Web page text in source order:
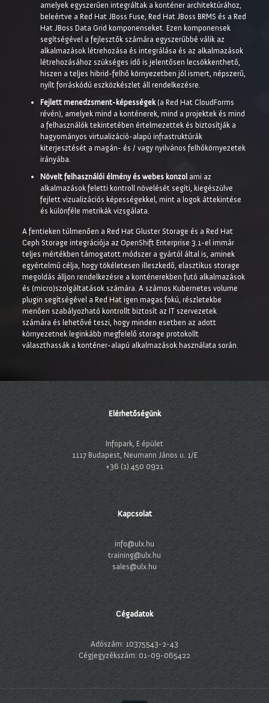
amelyek egyszerűen integráltak a konténer architektúrához,
beleértve a Red Hat JBoss Fuse, Red Hat JBoss BRMS és a Red
Hat JBoss Data Grid komponenseket. Ezen komponensek
segítségével a fejlesztők számára egyszerűbbé válik az
alkalmazások létrehozása és integrálása és az alkalmazások
létrehozásához szükséges idő is jelentősen lecsökkenthető,
hiszen a teljes hibrid-felhő környezetben jól ismert, népszerű,
nyílt forráskódú eszközkészlet áll rendelkezésre.
Fejlett menedzsment-képességek(a Red Hat CloudForms
révén), amelyek mind a konténerek, mind a projektek és mind
a felhasználók tekintetében értelmezettek és biztosítják a
hagyományos virtualizáció-alapú infrastruktúrák
kiterjesztését a magán- és / vagy nyilvános felhőkörnyezetek
irányába.
Növelt felhasználói élmény és webes konzolami az
alkalmazások feletti kontroll növelését segíti, kiegészülve
fejlett vizualizációs képességekkel, mint a logok áttekintése
és különféle metrikák vizsgálata.
A fentieken túlmenően a Red Hat Gluster Storage és a Red Hat
Ceph Storage integrációja az OpenShift Enterprise 3.1-el immár
teljes mértékben támogatott módszer a gyártól által is, aminek
egyértelmű célja, hogy tökéletesen illeszkedő, elasztikus storage
megoldás álljon rendelkezésre a konténerekben futó alkalmazások
és (micro)szolgáltatások számára. A számos Kubernetes volume
plugin segítségével a Red Hat igen magas fokú, részletekbe
menően szabályozható kontrollt biztosít az IT szervezetek
számára és lehetővé teszi, hogy minden esetben az adott
környezetnek leginkább megfelelő storage protokollt
választhassák a konténer-alapú alkalmazások használata során.
Elérhetőségünk
Infopark, E épület
1117 Budapest, Neumann János u. 1/E
+36 (1) 450 0921
Kapcsolat
info@ulx.hu
training@ulx.hu
sales@ulx.hu
Cégadatok
Adószám: 10375543-2-43
Cégjegyzékszám: 01-09-065422